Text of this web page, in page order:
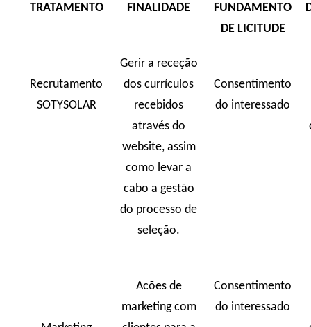
TRATAMENTO FINALIDADE
FUNDAMENTO
DE LICITUDE
Recrutamento
SOTYSOLAR
Gerir a receção
dos currículos
recebidos
através do
website, assim
como levar a
cabo a gestão
do processo de
seleção.
Consentimento
do interessado
Acões de
marketing com
Consentimento
do interessado